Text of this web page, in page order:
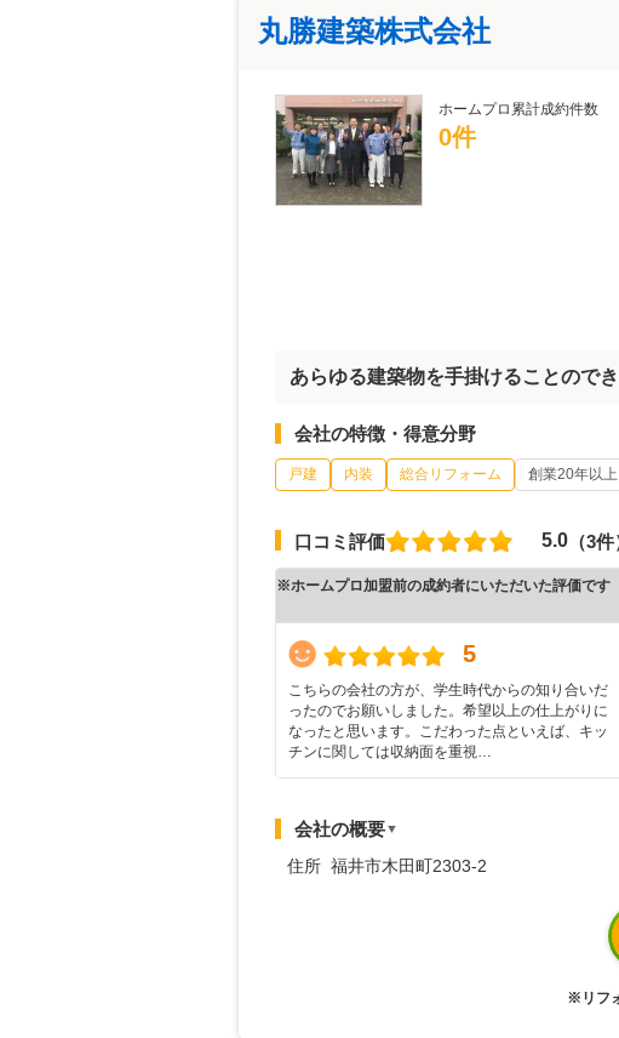
丸勝建築株式会社
ホームプロ累計成約件数
0件
あらゆる建築物を手掛けることのでき
会社の特徴・得意分野
戸建 内装 総合リフォーム 創業20年以上
口コミ評価 5.0 （3件
※ホームプロ加盟前の成約者にいただいた評価です
5
こちらの会社の方が、学生時代からの知り合いだ
ったのでお願いしました。希望以上の仕上がりに
なったと思います。こだわった点といえば、キッ
チンに関しては収納面を重視…
会社の概要▼
住所 福井市木田町2303-2
※リフ